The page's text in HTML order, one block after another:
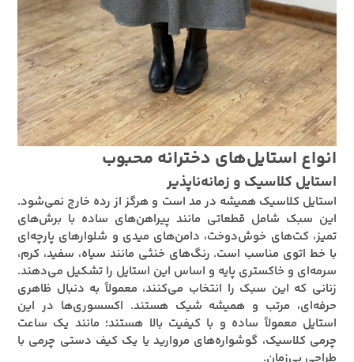
انواع استایل‌های دخترانه محبوب
استایل کلاسیک و زمانه‌ناپذیر
استایل کلاسیک همیشه در مد است و هرگز از رده خارج نمی‌شود.
این سبک شامل قطعاتی مانند پیراهن‌های ساده با برش‌های
تمیز، کت‌های خوش‌دوخت، دامن‌های میدی و شلوارهای پارچه‌ای
با خط اتوی مناسب است. رنگ‌های خنثی مانند سیاه، سفید، کرم،
سرمه‌ای و خاکستری پایه و اساس این استایل را تشکیل می‌دهند.
زنانی که این سبک را انتخاب می‌کنند، معمولاً به دنبال ظاهری
حرفه‌ای، مرتب و همیشه شیک هستند. اکسسوری‌ها در این
استایل معمولاً ساده و با کیفیت بالا هستند؛ مانند یک ساعت
چرمی کلاسیک، گوشواره‌های مروارید یا یک کیف دستی چرمی با
طراحی بی‌زمان.